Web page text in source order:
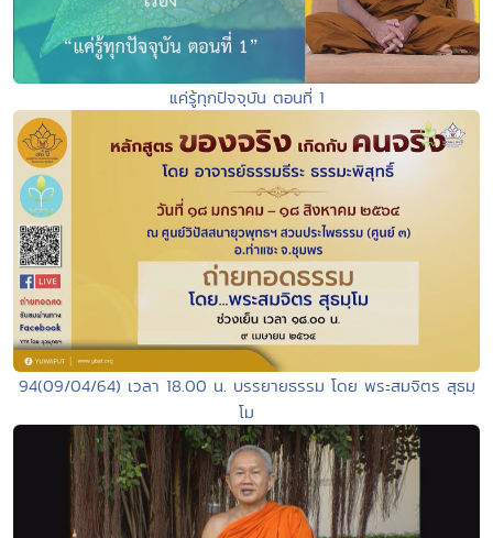
แค่รู้ทุกปัจจุบัน ตอนที่ 1
94(09/04/64) เวลา 18.00 น. บรรยายธรรม โดย พระสมจิตร สุธมฺ
โม